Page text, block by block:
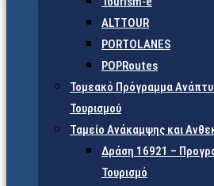
ALTTOUR
PORTOLANES
POPRoutes
Τομεακό Πρόγραμμα
Τουρισμού
Ταμείο Ανάκαμψης και
Δράση 16921 –
Τουρισμό